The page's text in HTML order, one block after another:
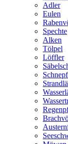
Adler
Eulen
Spechte
Alken
Tölpel
Löffler